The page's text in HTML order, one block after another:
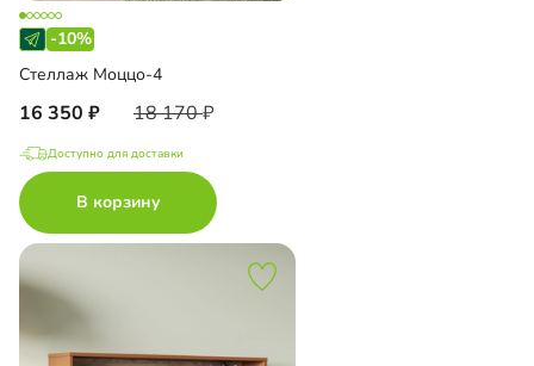
-10%
Стеллаж Моццо-4
16 350 18 170
Доступно для доставки
В корзину